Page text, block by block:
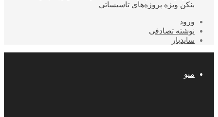
بنکن ویژه پروژه‌های تاسیساتی
ورود
نوشته تصادفی
سایدبار
منو